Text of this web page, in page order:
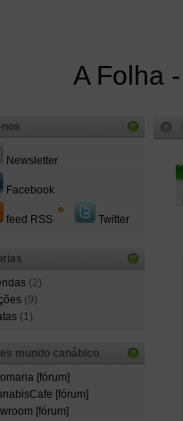
A Folha
nos
Newsletter
Facebook
feed RSS Twitter
(2)
(9)
(1)
mundo canábico
[fórum]
[fórum]
[fórum]